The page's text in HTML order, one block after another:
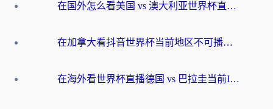
在国外怎么看美国 vs 澳大利亚世界杯直播？海外党必藏的中文解说观赛指南
在加拿大看抖音世界杯当前地区不可播放？海外党体育观赛终极指南
在海外看世界杯直播德国 vs 巴拉圭当前IP受限制？这篇指南帮你轻松解决地区限制